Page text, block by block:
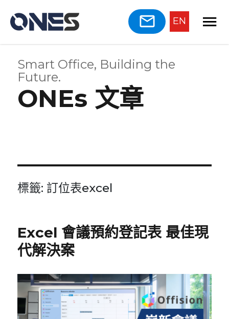
EN
Smart Office, Building the
Future.
ONEs 文章
標籤: 訂位表excel
Excel 會議預約登記表 最佳現
代解決案